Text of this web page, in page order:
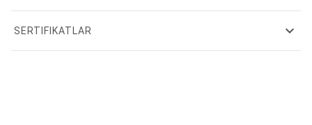
SERTIFIKATLAR expand_more